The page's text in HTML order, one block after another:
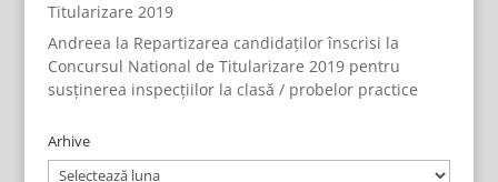
Titularizare 2019
Andreea la Repartizarea candidaților înscrisi la
Concursul National de Titularizare 2019 pentru
susținerea inspecțiilor la clasă / probelor practice
Arhive
Arhive